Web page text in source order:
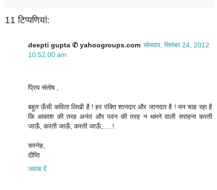
11 टिप्‍पणियां:
deepti gupta ✆ yahoogroups.com सोमवार, सितंबर 24, 2012
10:52:00 am
प्रिय संतोष ,
बहुत ऊँची कविता लिखी है ! हर पंक्ति शानदार और जानदार है ! मन चाह रहा है
कि आकाश की तरह अनंत और पवन की तरह न थमने वाली सराहना करती
जाऊँ, करती जाऊँ, करती जाऊँ,.....!
सस्नेह,
दीप्ति
जवाब दें